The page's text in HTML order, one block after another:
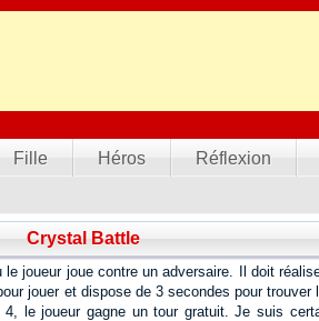
Fille Héros Réflexion
Crystal Battle
joueur joue contre un adversaire. Il doit
jouer et dispose de 3 secondes pour
le joueur gagne un tour gratuit. Je suis